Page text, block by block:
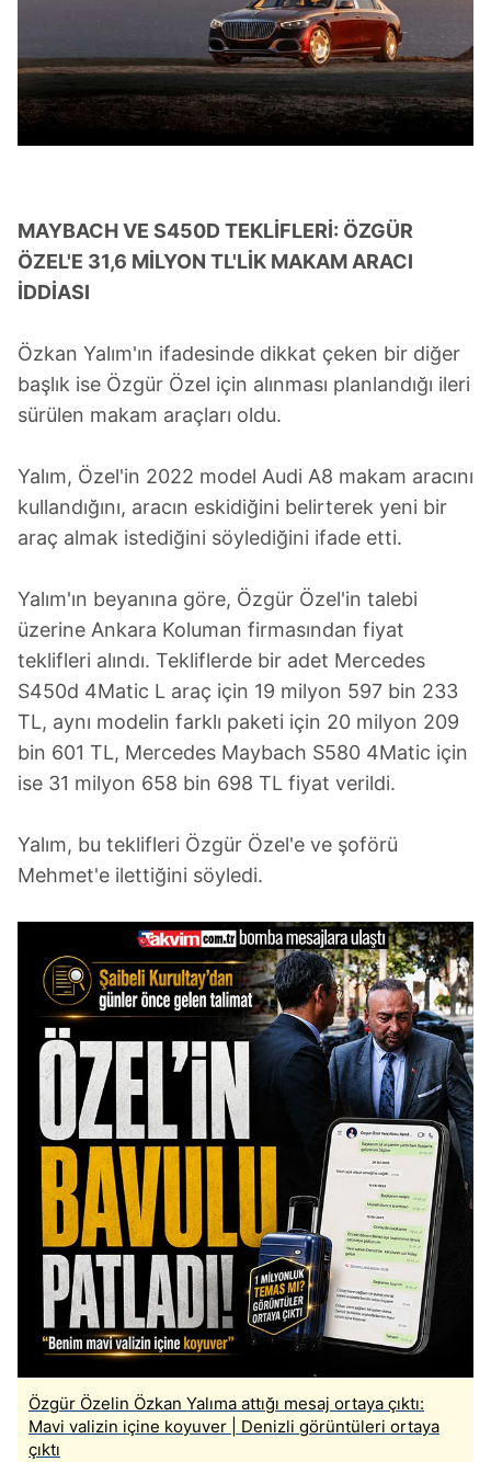
MAYBACH VE S450D TEKLİFLERİ: ÖZGÜR
ÖZEL'E 31,6 MİLYON TL'LİK MAKAM ARACI
İDDİASI
Özkan Yalım'ın ifadesinde dikkat çeken bir diğer
başlık ise Özgür Özel için alınması planlandığı ileri
sürülen makam araçları oldu.
Yalım, Özel'in 2022 model Audi A8 makam aracını
kullandığını, aracın eskidiğini belirterek yeni bir
araç almak istediğini söylediğini ifade etti.
Yalım'ın beyanına göre, Özgür Özel'in talebi
üzerine Ankara Koluman firmasından fiyat
teklifleri alındı. Tekliflerde bir adet Mercedes
S450d 4Matic L araç için 19 milyon 597 bin 233
TL, aynı modelin farklı paketi için 20 milyon 209
bin 601 TL, Mercedes Maybach S580 4Matic için
ise 31 milyon 658 bin 698 TL fiyat verildi.
Yalım, bu teklifleri Özgür Özel'e ve şoförü
Mehmet'e ilettiğini söyledi.
Özgür Özelin Özkan Yalıma attığı mesaj ortaya çıktı:
Mavi valizin içine koyuver | Denizli görüntüleri ortaya
çıktı